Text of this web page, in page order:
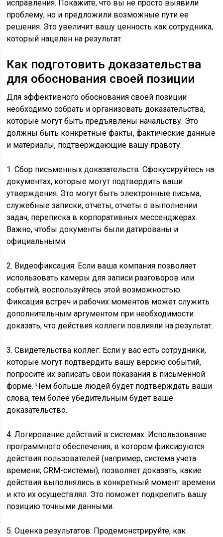
исправления. Покажите, что вы не просто выявили
проблему, но и предложили возможные пути ее
решения. Это увеличит вашу ценность как сотрудника,
который нацелен на результат.
Как подготовить доказательства
для обоснования своей позиции
Для эффективного обоснования своей позиции
необходимо собрать и организовать доказательства,
которые могут быть предъявлены начальству. Это
должны быть конкретные факты, фактические данные
и материалы, подтверждающие вашу правоту.
1. Сбор письменных доказательств: Сфокусируйтесь на
документах, которые могут подтвердить ваши
утверждения. Это могут быть электронные письма,
служебные записки, отчеты, отчеты о выполнении
задач, переписка в корпоративных мессенджерах.
Важно, чтобы документы были датированы и
официальными.
2. Видеофиксация: Если ваша компания позволяет
использовать камеры для записи разговоров или
событий, воспользуйтесь этой возможностью.
Фиксация встреч и рабочих моментов может служить
дополнительным аргументом при необходимости
доказать, что действия коллеги повлияли на результат.
3. Свидетельства коллег: Если у вас есть сотрудники,
которые могут подтвердить вашу версию событий,
попросите их записать свои показания в письменной
форме. Чем больше людей будет подтверждать ваши
слова, тем более убедительным будет ваше
доказательство.
4. Логирование действий в системах: Использование
программного обеспечения, в котором фиксируются
действия пользователей (например, система учета
времени, CRM-системы), позволяет доказать, какие
действия выполнялись в конкретный момент времени
и кто их осуществлял. Это поможет подкрепить вашу
позицию точными данными.
5. Оценка результатов: Продемонстрируйте, как